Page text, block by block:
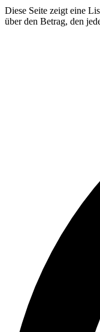
Diese Seite zeigt eine
über den Betrag, den